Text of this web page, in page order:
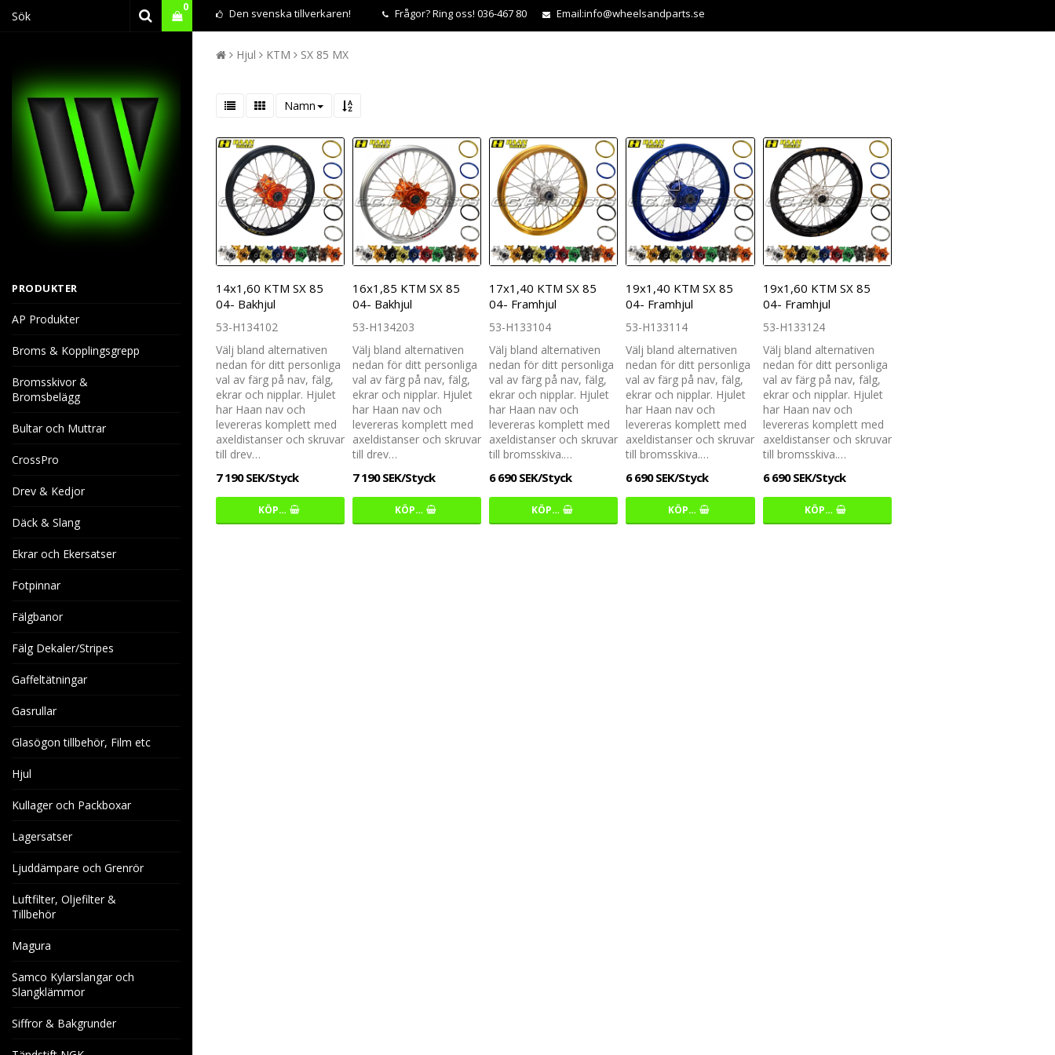
Den svenska tillverkaren! Frågor?Ring oss! 036-467 80 Email:info@wheelsandparts.se
0
Din varukorg är tom
PRODUKTER
AP Produkter
Broms & Kopplingsgrepp
Bromsskivor &
Bromsbelägg
Bultar och Muttrar
CrossPro
Drev & Kedjor
Däck & Slang
Ekrar och Ekersatser
Fotpinnar
Fälgbanor
Fälg Dekaler/Stripes
Gaffeltätningar
Gasrullar
Glasögon tillbehör, Film etc
Hjul
Kullager och Packboxar
Lagersatser
Ljuddämpare och Grenrör
Luftfilter, Oljefilter &
Tillbehör
Magura
Samco Kylarslangar och
Slangklämmor
Siffror & Bakgrunder
Hjul KTM SX 85 MX
Namn
14x1,60 KTM SX 85
04- Bakhjul
53-H134102
Välj bland alternativen
nedan för ditt personliga
val av färg på nav, fälg,
ekrar och nipplar. Hjulet
har Haan nav och
levereras komplett med
axeldistanser och skruvar
till drev…
7 190 SEK/Styck
KÖP…
16x1,85 KTM SX 85
04- Bakhjul
53-H134203
Välj bland alternativen
nedan för ditt personliga
val av färg på nav, fälg,
ekrar och nipplar. Hjulet
har Haan nav och
levereras komplett med
axeldistanser och skruvar
till drev…
7 190 SEK/Styck
KÖP…
17x1,40 KTM SX 85
04- Framhjul
53-H133104
Välj bland alternativen
nedan för ditt personliga
val av färg på nav, fälg,
ekrar och nipplar. Hjulet
har Haan nav och
levereras komplett med
axeldistanser och skruvar
till bromsskiva.…
6 690 SEK/Styck
KÖP…
19x1,40 KTM SX 85
04- Framhjul
53-H133114
Välj bland alternativen
nedan för ditt personliga
val av färg på nav, fälg,
ekrar och nipplar. Hjulet
har Haan nav och
levereras komplett med
axeldistanser och skruvar
till bromsskiva.…
6 690 SEK/Styck
KÖP…
19x1,60 KTM SX 85
04- Framhjul
53-H133124
Välj bland alternativen
nedan för ditt personliga
val av färg på nav, fälg,
ekrar och nipplar. Hjulet
har Haan nav och
levereras komplett med
axeldistanser och skruvar
till bromsskiva.…
6 690 SEK/Styck
KÖP…